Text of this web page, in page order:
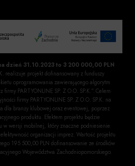
dzień 31.10.2023 to 3 200 000,00 PLN
realizuje projekt dofinansowany z funduszy
oprogramowania zawierającego algorytm
PARTYONLINE SP. Z O.O. SP.K.”. Celem
firmy PARTYONLINE SP. Z O.O. SP.K. na
dla branży klubowej oraz eventowej, poprzez
produktu. Efektem projektu będzie
w wersji mobilnej, który znaczne podniesienie
organizacji imprez. Wartość projektu
195 500,00 PLN dofinansowanie ze środków
Województwa Zachodniopomorskiego.